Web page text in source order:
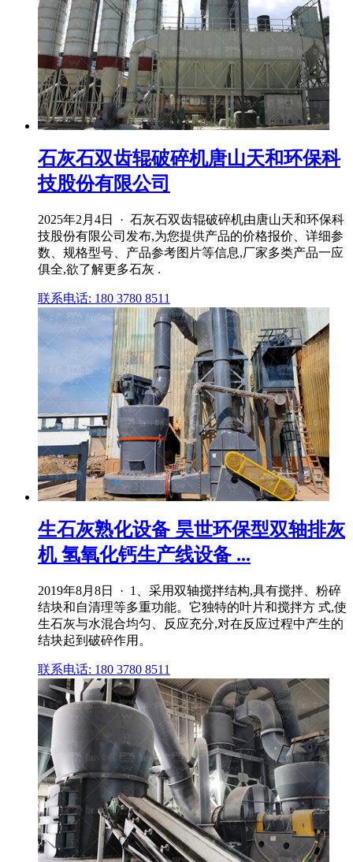
石灰石双齿辊破碎机唐山天和环保科
技股份有限公司
2025年2月4日 · 石灰石双齿辊破碎机由唐山天和环保科
技股份有限公司发布,为您提供产品的价格报价、详细参
数、规格型号、产品参考图片等信息,厂家多类产品一应
俱全,欲了解更多石灰 .
联系电话: 180 3780 8511
生石灰熟化设备 昊世环保型双轴排灰
机 氢氧化钙生产线设备 ...
2019年8月8日 · 1、采用双轴搅拌结构,具有搅拌、粉碎
结块和自清理等多重功能。它独特的叶片和搅拌方 式,使
生石灰与水混合均匀、反应充分,对在反应过程中产生的
结块起到破碎作用。
联系电话: 180 3780 8511